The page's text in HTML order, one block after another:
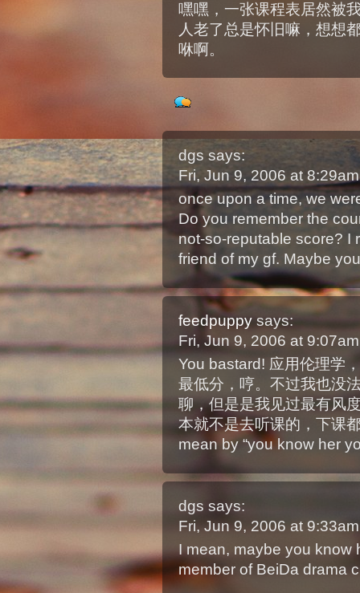
嘿嘿，一张课程表居然被
人老了总是怀旧嘛，想想
咻啊。
dgs says:
Fri, Jun 9, 2006 at
once upon a time, we
Do you remember the
not-so-reputable score? I
friend of my gf. Maybe
feedpuppy says:
Fri, Jun 9, 2006 at
You bastard! 应用伦理学
最低分，哼。不过我也没
聊，但是是我见过最有风
本就不是去听课的，下课
mean by “you know her
dgs says:
Fri, Jun 9, 2006 at
I mean, maybe you know
member of BeiDa drama